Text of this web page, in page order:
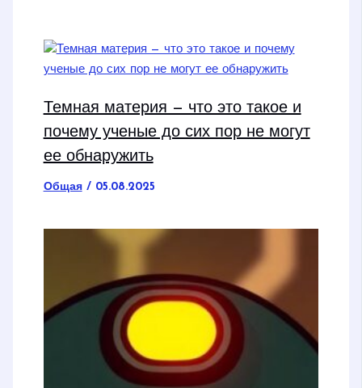
Темная материя — что это такое и
почему ученые до сих пор не могут
ее обнаружить
Общая/ 05.08.2025